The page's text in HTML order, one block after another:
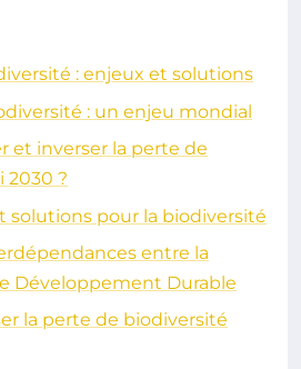
: enjeux et solutions
: un enjeu mondial
et inverser la perte de
2030 ?
solutions pour la biodiversité
entre la
Développement Durable
la perte de biodiversité